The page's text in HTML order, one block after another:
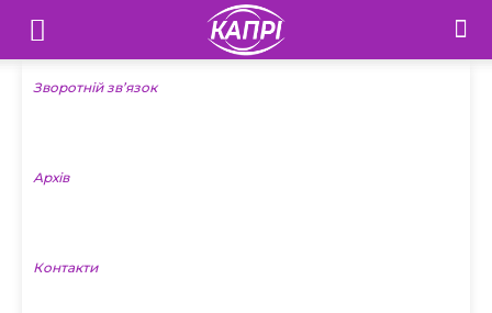
Телебачення
«Капрі»
Новини
Зворотній зв’язок
Архів
Контакти